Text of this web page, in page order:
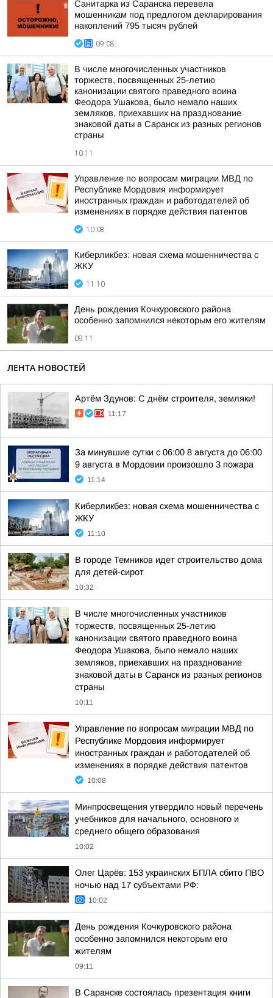
Санитарка из Саранска перевела
мошенникам под предлогом декларирования
накоплений 795 тысяч рублей
09:08
В числе многочисленных участников
торжеств, посвященных 25-летию
канонизации святого праведного воина
Феодора Ушакова, было немало наших
земляков, приехавших на празднование
знаковой даты в Саранск из разных регионов
страны
10:11
Управление по вопросам миграции МВД по
Республике Мордовия информирует
иностранных граждан и работодателей об
изменениях в порядке действия патентов
10:08
Киберликбез: новая схема мошенничества с
ЖКУ
11:10
День рождения Кочкуровского района
особенно запомнился некоторым его жителям
09:11
ЛЕНТА НОВОСТЕЙ
Артём Здунов: С днём строителя, земляки!
11:17
За минувшие сутки с 06:00 8 августа до 06:00
9 августа в Мордовии произошло 3 пожара
11:14
Киберликбез: новая схема мошенничества с
ЖКУ
11:10
В городе Темников идет строительство дома
для детей-сирот
10:32
В числе многочисленных участников
торжеств, посвященных 25-летию
канонизации святого праведного воина
Феодора Ушакова, было немало наших
земляков, приехавших на празднование
знаковой даты в Саранск из разных регионов
страны
10:11
Управление по вопросам миграции МВД по
Республике Мордовия информирует
иностранных граждан и работодателей об
изменениях в порядке действия патентов
10:08
Минпросвещения утвердило новый перечень
учебников для начального, основного и
среднего общего образования
10:02
Олег Царёв: 153 украинских БПЛА сбито ПВО
ночью над 17 субъектами РФ:
10:02
День рождения Кочкуровского района
особенно запомнился некоторым его
жителям
09:11
В Саранске состоялась презентация книги